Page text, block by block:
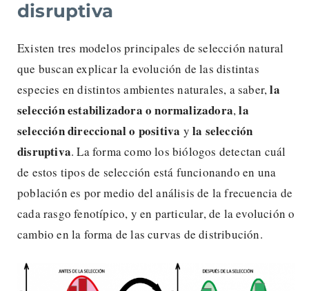
disruptiva
Existen tres modelos principales de selección natural
que buscan explicar la evolución de las distintas
especies en distintos ambientes naturales, a saber,la
selección estabilizadora o normalizadora,la
selección direccional o positiva y la selección
disruptiva. La forma como los biólogos detectan cuál
de estos tipos de selección está funcionando en una
población es por medio del análisis de la frecuencia de
cada rasgo fenotípico, y en particular, de la evolución o
cambio en la forma de las curvas de distribución.